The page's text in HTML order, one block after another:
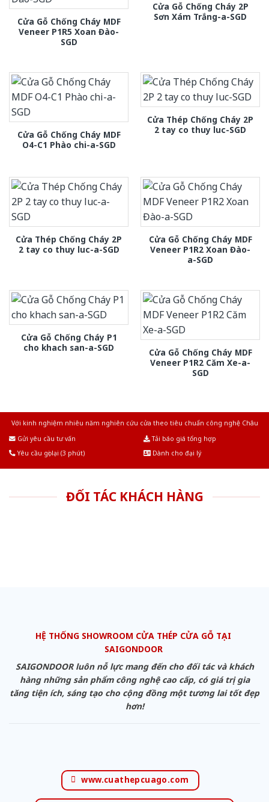
Cửa Gỗ Chống Cháy MDF
Veneer P1R5 Xoan Đào-
SGD
Cửa Gỗ Chống Cháy 2P
Sơn Xám Trắng-a-SGD
Cửa Gỗ Chống Cháy MDF
O4-C1 Phào chi-a-SGD
Cửa Thép Chống Cháy 2P
2 tay co thuy luc-SGD
Cửa Thép Chống Cháy 2P
2 tay co thuy luc-a-SGD
Cửa Gỗ Chống Cháy MDF
Veneer P1R2 Xoan Đào-
a-SGD
Cửa Gỗ Chống Cháy P1
cho khach san-a-SGD
Cửa Gỗ Chống Cháy MDF
Veneer P1R2 Căm Xe-a-
SGD
Với kinh nghiệm nhiêu năm nghiên cứu cửa theo tiêu chuẩn công nghệ Châu
Gửi yêu cầu tư vấn
Tải báo giá tổng hợp
Yêu cầu gọi lại (3 phút)
Dành cho đại lý
ĐỐI TÁC KHÁCH HÀNG
HỆ THỐNG SHOWROOM CỬA THÉP CỬA GỖ TẠI
SAIGONDOOR
SAIGONDOOR luôn nỗ lực mang đến cho đối tác và khách
hàng những sản phẩm công nghệ cao cấp, có giá trị gia
tăng tiện ích, sáng tạo cho cộng đồng một tương lai tốt đẹp
hơn!
www.cuathepcuago.com